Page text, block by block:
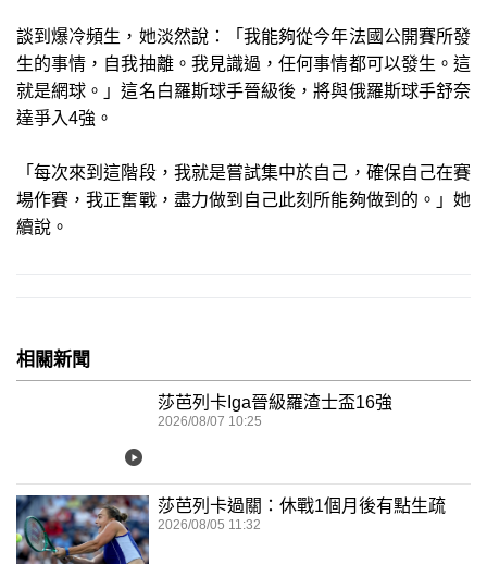
談到爆冷頻生，她淡然說：「我能夠從今年法國公開賽所發
生的事情，自我抽離。我見識過，任何事情都可以發生。這
就是網球。」這名白羅斯球手晉級後，將與俄羅斯球手舒奈
達爭入4強。
「每次來到這階段，我就是嘗試集中於自己，確保自己在賽
場作賽，我正奮戰，盡力做到自己此刻所能夠做到的。」她
續說。
相關新聞
莎芭列卡Iga晉級羅渣士盃16強
2026/08/07 10:25
莎芭列卡過關：休戰1個月後有點生疏
2026/08/05 11:32